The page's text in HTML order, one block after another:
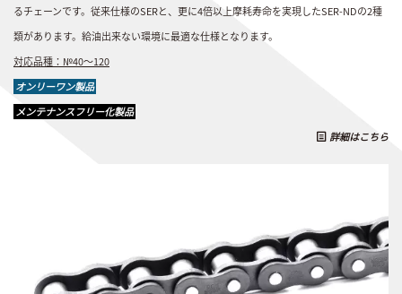
るチェーンです。従来仕様のSERと、更に4倍以上摩耗寿命を実現したSER-NDの2種
類があります。給油出来ない環境に最適な仕様となります。
対応品種：№40～120
オンリーワン製品
メンテナンスフリー化製品
詳細はこちら